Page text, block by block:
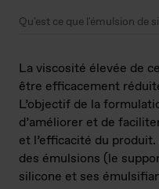
Qu'est ce que l'émulsion de
La viscosité élevée de
être efficacement
L’objectif de la
d’améliorer et de
et l’efficacité du
des émulsions (le
silicone et ses